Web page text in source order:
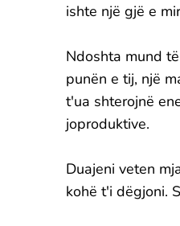
ishte një gjë e
Ndoshta mund
punën e tij, një
t'ua shterojnë
joproduktive.
Duajeni veten
kohë t'i dëgjoni.